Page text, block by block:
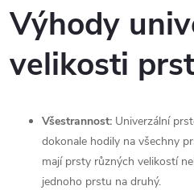
Výhody
velikosti
Všestrannost: Univerzální
dokonale hodily na všechny
mají prsty různých velikostí
jednoho prstu na druhý.